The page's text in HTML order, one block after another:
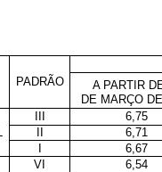
PADRÃO
A PARTIR
DE MARÇO
III
6,75
II
6,71
I
6,67
VI
6,54